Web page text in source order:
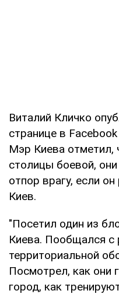
Виталий Кличко
странице в
Мэр Киева отметил,
столицы боевой,
отпор врагу, если
Киев.
"Посетил один из
Киева. Пообщался с
территориальной
Посмотрел, как они
город, как